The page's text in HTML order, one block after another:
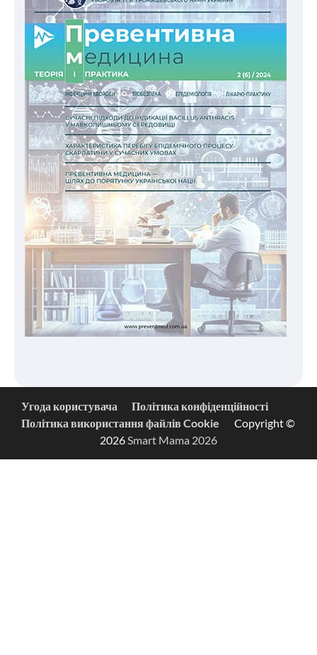
Угода користувача
Політика конфіденційності
Політика використання файлів Cookie
Copyright ©
2026 Smart Mama 2026